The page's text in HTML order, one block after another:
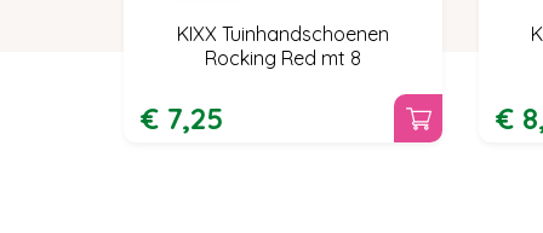
KIXX Tuinhandschoenen
Rocking Red mt 8
€ 7,25 € 8